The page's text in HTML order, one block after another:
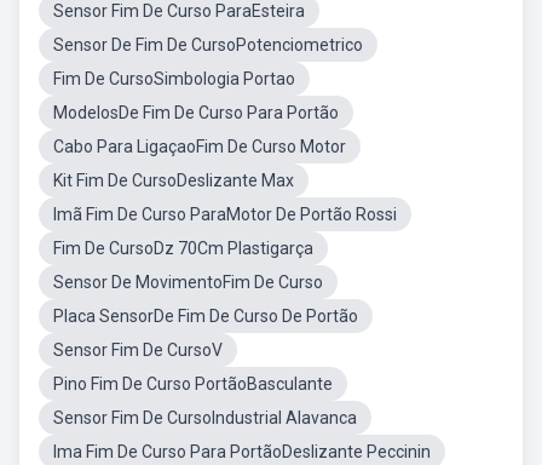
Sensor Fim De Curso ParaEsteira
Sensor De Fim De CursoPotenciometrico
Fim De CursoSimbologia Portao
ModelosDe Fim De Curso Para Portão
Cabo Para LigaçaoFim De Curso Motor
Kit Fim De CursoDeslizante Max
Imã Fim De Curso ParaMotor De Portão Rossi
Fim De CursoDz 70Cm Plastigarça
Sensor De MovimentoFim De Curso
Placa SensorDe Fim De Curso De Portão
Sensor Fim De CursoV
Pino Fim De Curso PortãoBasculante
Sensor Fim De CursoIndustrial Alavanca
Ima Fim De Curso Para PortãoDeslizante Peccinin